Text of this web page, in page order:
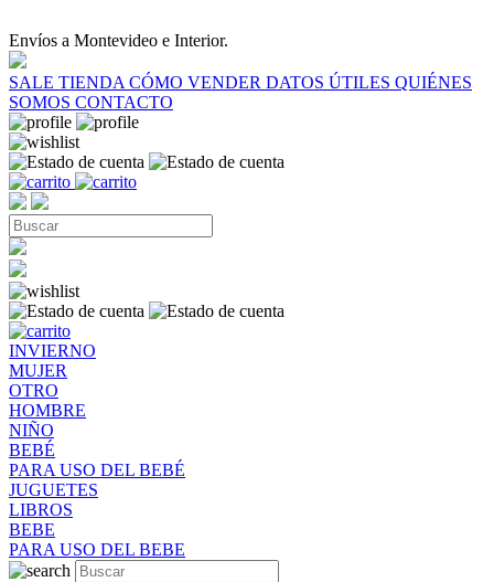
Envíos a Montevideo e Interior.
SALE TIENDA CÓMO VENDER DATOS ÚTILES QUIÉNES
SOMOS CONTACTO
INVIERNO
MUJER
OTRO
HOMBRE
NIÑO
BEBÉ
PARA USO DEL BEBÉ
JUGUETES
LIBROS
BEBE
PARA USO DEL BEBE